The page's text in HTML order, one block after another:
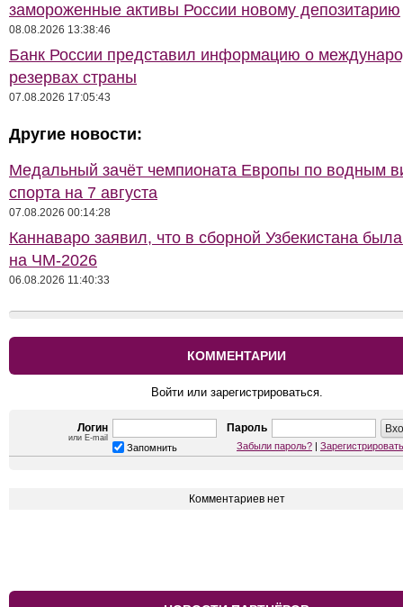
замороженные активы России новому депозитарию
08.08.2026 13:38:46
Банк России представил информацию о
резервах страны
07.08.2026 17:05:43
Другие новости:
Медальный зачёт чемпионата Европы по водным
спорта на 7 августа
07.08.2026 00:14:28
Каннаваро заявил, что в сборной Узбекистана
на ЧМ-2026
06.08.2026 11:40:33
КОММЕНТАРИИ
Войти или зарегистрироваться.
Логин
или E-mail
Пароль
Запомнить Забыли пароль? |
Комментариев нет